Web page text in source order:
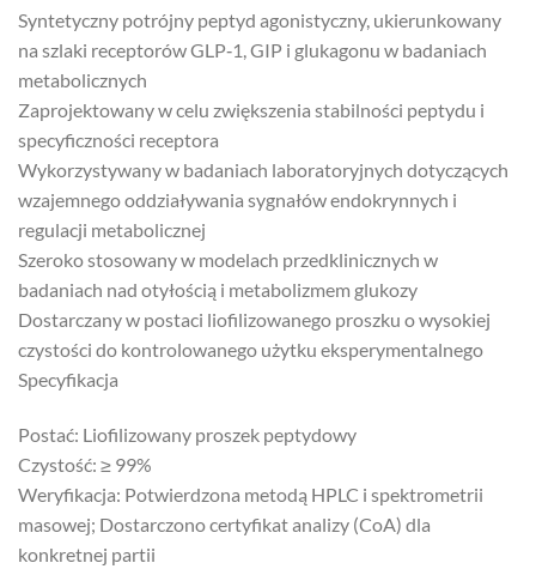
Syntetyczny potrójny peptyd agonistyczny, ukierunkowany
na szlaki receptorów GLP‑1, GIP i glukagonu w badaniach
metabolicznych
Zaprojektowany w celu zwiększenia stabilności peptydu i
specyficzności receptora
Wykorzystywany w badaniach laboratoryjnych dotyczących
wzajemnego oddziaływania sygnałów endokrynnych i
regulacji metabolicznej
Szeroko stosowany w modelach przedklinicznych w
badaniach nad otyłością i metabolizmem glukozy
Dostarczany w postaci liofilizowanego proszku o wysokiej
czystości do kontrolowanego użytku eksperymentalnego
Specyfikacja
Postać: Liofilizowany proszek peptydowy
Czystość: ≥ 99%
Weryfikacja: Potwierdzona metodą HPLC i spektrometrii
masowej; Dostarczono certyfikat analizy (CoA) dla
konkretnej partii